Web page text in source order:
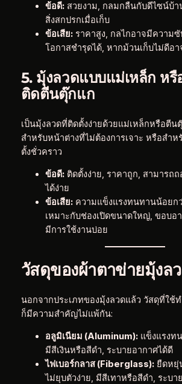
ข้อดี:สวยงาม, กลมกลืนกับดีไซน์บ้า
สิ่งสกปรกเมื่อเก็บ
ข้อเสีย:ราคาสูง, กลไกอาจมีความ
โอกาสชำรุดได้, หากม้วนเก็บไม่ดีอา
5. มุ้งลวดแบบแม่เหล็ก หรื
ติดตีนตุ๊กแก
เป็นมุ้งลวดที่ติดตั้งง่ายด้วยแม่เหล็กหรือตีน
สำหรับหน้าต่างที่ไม่ต้องการเจาะ หรือสำ
ตั้งชั่วคราว
ข้อดี:ติดตั้งง่าย, ราคาถูก, สามารถ
ได้ง่าย
ข้อเสีย:ความแข็งแรงทนทานน้อยก
เหมาะกับช่องเปิดขนาดใหญ่, ขอบอ
มีการใช้งานบ่อย
วัสดุของผ้าตาข่ายมุ้งล
นอกจากประเภทของมุ้งลวดแล้ว วัสดุที่ใช้
ก็มีความสำคัญไม่แพ้กัน:
อลูมิเนียม (Aluminum):แข็งแรงท
มีสีเงินหรือสีดำ, ระบายอากาศได้ดี
ไฟเบอร์กลาส (Fiberglass):ยืดหยุ่
ไม่ยุบตัวง่าย, มีสีเทาหรือสีดำ, ระบา